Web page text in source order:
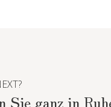
Sie ganz in